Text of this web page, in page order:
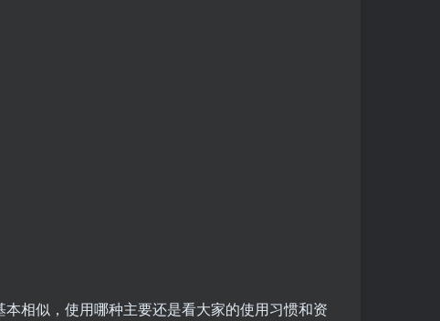
相似，使用哪种主要还是看大家的使用习惯和资